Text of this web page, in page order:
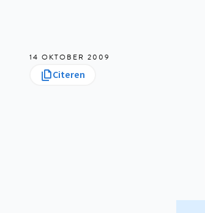
14 OKTOBER 2009
Citeren